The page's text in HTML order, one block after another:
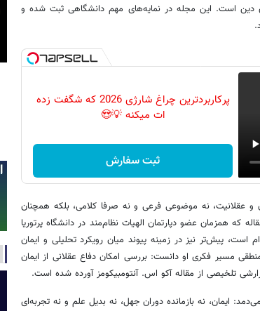
دین است. این مجله در نمایه‌های مهم دانشگاهی ثبت شده و
پرکاربردترین چراغ شارژی 2026 که شگفت زده
ات میکنه 💡😍
ثبت سفارش
و عقلانیت، نه موضوعی فرعی و نه صرفا کلامی، بلکه همچنان
که همزمان عضو دپارتمان الهیات نظام‌مند در دانشگاه پرتوریا
است، پیش‌تر نیز در زمینه پیوند میان رویکرد تحلیلی و ایمان
مسیر فکری او دانست: بررسی امکان دفاع عقلانی از ایمان
تلخیصی از مقاله آکو اس. آنتومبیکومز آورده شده است.
ایمان، نه بازمانده دوران جهل، نه بدیل علم و نه تجربه‌ای